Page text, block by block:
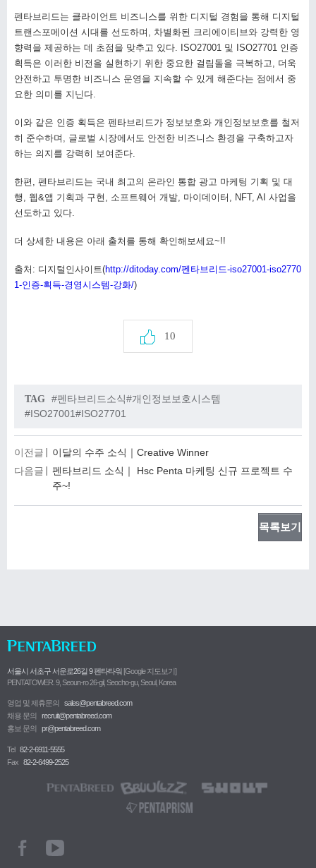
펜타브리드는 클라이언트 비즈니스를 위한 디지털 경험을 통해 디지털
트랜스포메이션 시대를 선도하며, 차별화된 크리에이티브와 강력한 영
향력을 제공하는 데 초점을 맞추고 있다. ISO27001 및 ISO27701 인증
획득은 이러한 비전을 실현하기 위한 중요한 걸림돌을 극복하고, 더욱
안전하고 투명한 비즈니스 운영을 지속할 수 있게 해준다는 점에서 중
요한 의미를 지닌다.
이와 같은 인증 획득은 펜타브리드가 정보보호와 개인정보보호를 철저
히 준수하며, 글로벌 시장에서도 안전한 비즈니스 환경을 구축하고자
하는 의지를 강력히 보여준다.
한편, 펜타브리드는 국내 최고의 온라인 통합 광고 마케팅 기획 및 대
행, 웹&앱 기획과 구현, 소프트웨어 개발, 마이데이터, NFT, AI 사업을
선도하고 있다.
더 상세한 내용은 아래 출처를 통해 확인해보세요~!!
출처: 디지털인사이트(http://ditoday.com/펜타브리드-iso27001-iso2770
1-인증-획득-경영시스템-강화/)
10
TAG #펜타브리드소식#개인정보보호시스템
#ISO27001#ISO27701
이전글
이달의 수주 소식｜Creative Winner
다음글
펜타브리드 소식｜ Hsc Penta 마케팅 신규 프로젝트 수
주~!
목록보기
서울시 서초구 서운로26길 9 펜타타워 [Google 지도보기]
PENTATOWER. 9, Seoun-ro 26-gil, Seocho-gu, Seoul, Korea
영업 및 제휴문의
sales@pentabreed.com
채용 문의
recruit@pentabreed.com
홍보 문의
pr@pentabreed.com
Tel 82-2-6911-5555
Fax 82-2-6499-2525